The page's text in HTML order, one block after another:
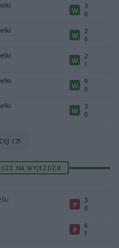
W
3
0
W
2
0
W
2
1
W
9
0
W
3
0
(7)
NA WYJEZDZIE
P
3
0
P
6
1